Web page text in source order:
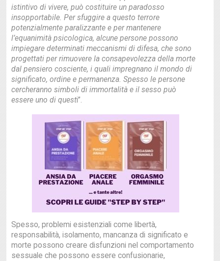
istintivo di vivere, può costituire un paradosso
insopportabile. Per sfuggire a questo terrore
potenzialmente paralizzante e per mantenere
l’equanimità psicologica, alcune persone possono
impiegare determinati meccanismi di difesa, che sono
progettati per rimuovere la consapevolezza della morte
dal pensiero cosciente, i quali impregnano il mondo di
significato, ordine e permanenza. Spesso le persone
cercheranno simboli di immortalità e il sesso può
essere uno di questi”.
Spesso, problemi esistenziali come libertà,
responsabilità, isolamento, mancanza di significato e
morte possono creare disfunzioni nel comportamento
sessuale che possono essere confusionarie,